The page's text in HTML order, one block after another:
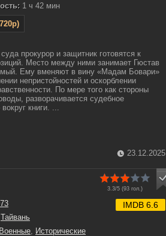
1 ч 42 мин
прокурор и защитник готовятся к
Место между ними занимает Гюстав
Ему вменяют в вину «Мадам Бовари»
непристойностей и оскорблении
По мере того как стороны
разворачивается судебное
книги. ...
23.12.2025
3.3/5 (93 гол.)
Тайвань
Военные, Исторические
IMDB 6.6